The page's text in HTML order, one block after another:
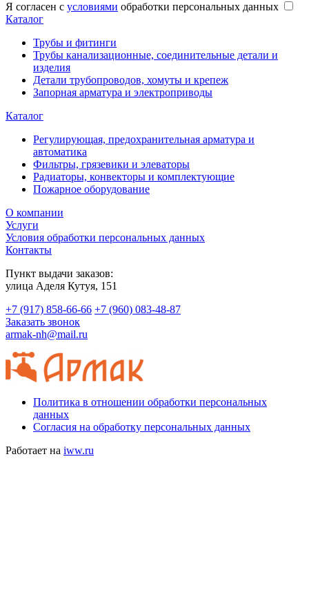
Я согласен с условиями обработки персональных данных
Каталог
Трубы и фитинги
Трубы канализационные, соединительные детали и
изделия
Детали трубопроводов, хомуты и крепеж
Запорная арматура и электроприводы
Каталог
Регулирующая, предохранительная арматура и
автоматика
Фильтры, грязевики и элеваторы
Радиаторы, конвекторы и комплектующие
Пожарное оборудование
О компании
Услуги
Условия обработки персональных данных
Контакты
Пункт выдачи заказов:
​улица Аделя Кутуя, 151
+7 (917) 858-66-66 +7 (960) 083-48-87
Заказать звонок
armak-nh@mail.ru
Политика в отношении обработки персональных
данных
Согласия на обработку персональных данных
Работает на iww.ru